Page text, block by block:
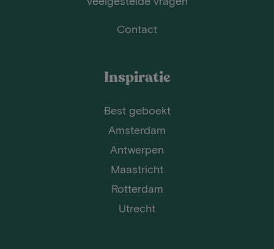
Contact
Inspiratie
Best geboekt
Amsterdam
Antwerpen
Maastricht
Rotterdam
Utrecht